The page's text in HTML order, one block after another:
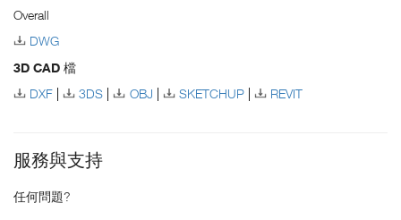
Overall
DWG
3D CAD 檔
DXF
3DS OBJ SKETCHUP REVIT
服務與支持
任何問題?